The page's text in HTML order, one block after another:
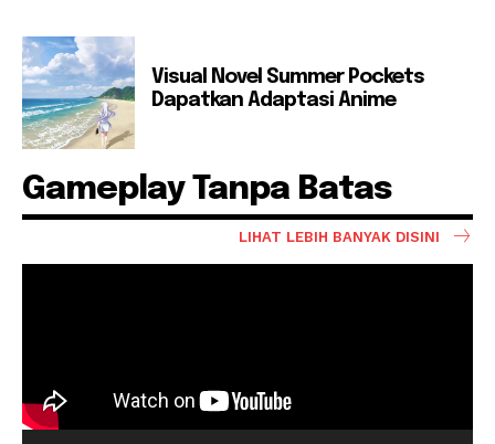
Visual Novel Summer Pockets
Dapatkan Adaptasi Anime
Gameplay Tanpa Batas
LIHAT LEBIH BANYAK DISINI